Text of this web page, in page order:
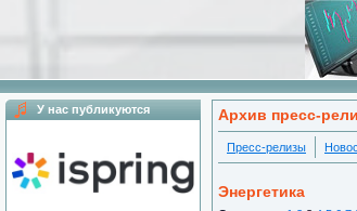
У нас публикуются
Архив пресс-
Пресс-релизы
Энергетика